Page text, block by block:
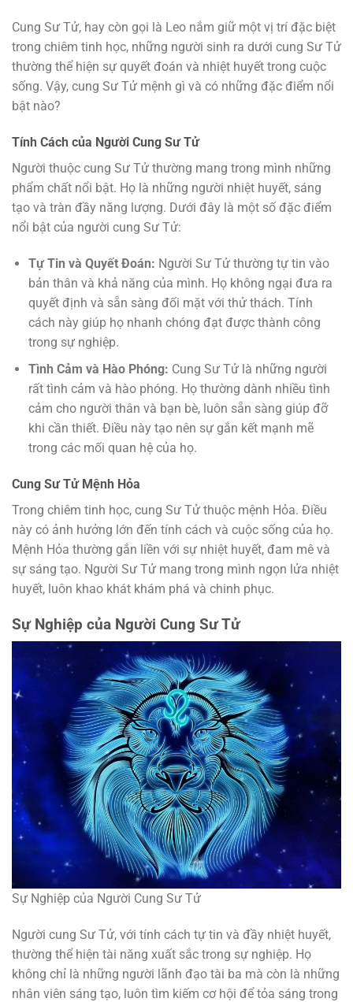
Cung Sư Tử, hay còn gọi là Leo nắm giữ một vị trí đặc biệt
trong chiêm tinh học, những người sinh ra dưới cung Sư Tử
thường thể hiện sự quyết đoán và nhiệt huyết trong cuộc
sống. Vậy, cung Sư Tử mệnh gì và có những đặc điểm nổi
bật nào?
Tính Cách của Người Cung Sư Tử
Người thuộc cung Sư Tử thường mang trong mình những
phẩm chất nổi bật. Họ là những người nhiệt huyết, sáng
tạo và tràn đầy năng lượng. Dưới đây là một số đặc điểm
nổi bật của người cung Sư Tử:
Tự Tin và Quyết Đoán: Người Sư Tử thường tự tin vào
bản thân và khả năng của mình. Họ không ngại đưa ra
quyết định và sẵn sàng đối mặt với thử thách. Tính
cách này giúp họ nhanh chóng đạt được thành công
trong sự nghiệp.
Tình Cảm và Hào Phóng: Cung Sư Tử là những người
rất tình cảm và hào phóng. Họ thường dành nhiều tình
cảm cho người thân và bạn bè, luôn sẵn sàng giúp đỡ
khi cần thiết. Điều này tạo nên sự gắn kết mạnh mẽ
trong các mối quan hệ của họ.
Cung Sư Tử Mệnh Hỏa
Trong chiêm tinh học, cung Sư Tử thuộc mệnh Hỏa. Điều
này có ảnh hưởng lớn đến tính cách và cuộc sống của họ.
Mệnh Hỏa thường gắn liền với sự nhiệt huyết, đam mê và
sự sáng tạo. Người Sư Tử mang trong mình ngọn lửa nhiệt
huyết, luôn khao khát khám phá và chinh phục.
Sự Nghiệp của Người Cung Sư Tử
Sự Nghiệp của Người Cung Sư Tử
Người cung Sư Tử, với tính cách tự tin và đầy nhiệt huyết,
thường thể hiện tài năng xuất sắc trong sự nghiệp. Họ
không chỉ là những người lãnh đạo tài ba mà còn là những
nhân viên sáng tạo, luôn tìm kiếm cơ hội để tỏa sáng trong